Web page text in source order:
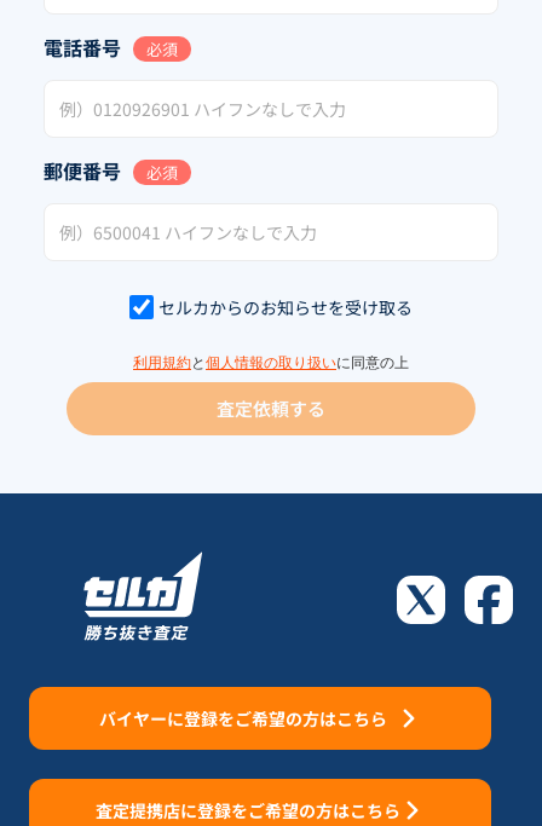
電話番号 必須
郵便番号 必須
セルカからのお知らせを受け取る
利用規約と 個人情報の取り扱いに同意の上
査定依頼する
バイヤーに登録をご希望の方はこちら
査定提携店に登録をご希望の方はこちら